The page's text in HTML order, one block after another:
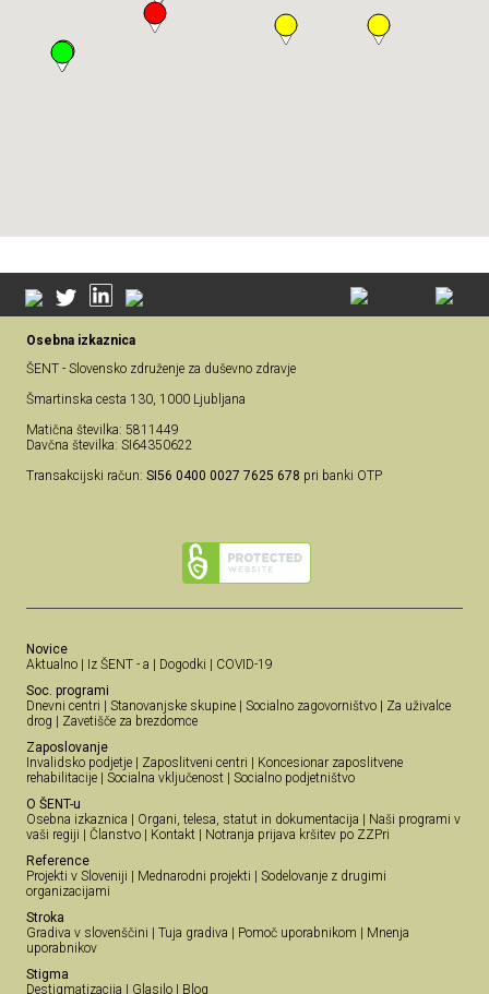
Osebna izkaznica
ŠENT - Slovensko združenje za duševno zdravje
Šmartinska cesta 130, 1000 Ljubljana
Matična številka: 5811449
Davčna številka: SI64350622
Transakcijski račun: SI56 0400 0027 7625 678 pri banki OTP
Novice
Aktualno | Iz ŠENT - a | Dogodki | COVID-19
Soc. programi
Dnevni centri | Stanovanjske skupine | Socialno zagovorništvo | Za uživalce
drog | Zavetišče za brezdomce
Zaposlovanje
Invalidsko podjetje | Zaposlitveni centri | Koncesionar zaposlitvene
rehabilitacije | Socialna vključenost | Socialno podjetništvo
O ŠENT-u
Osebna izkaznica | Organi, telesa, statut in dokumentacija | Naši programi v
vaši regiji | Članstvo | Kontakt | Notranja prijava kršitev po ZZPri
Reference
Projekti v Sloveniji | Mednarodni projekti | Sodelovanje z drugimi
organizacijami
Stroka
Gradiva v slovenščini | Tuja gradiva | Pomoč uporabnikom | Mnenja
uporabnikov
Stigma
Destigmatizacija | Glasilo | Blog